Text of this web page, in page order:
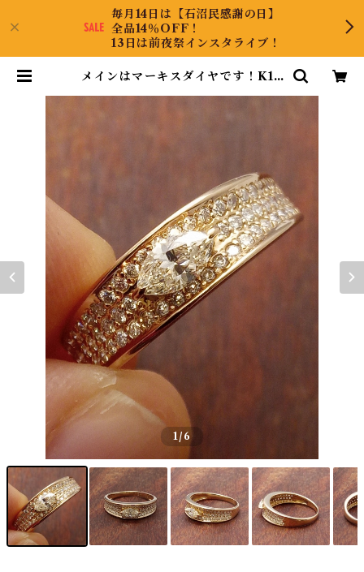
毎月14日は【石沼民感謝の日】
全品14％OFF！
13日は前夜祭インスタライブ！
メインはマーキスダイヤです！K18
1/6